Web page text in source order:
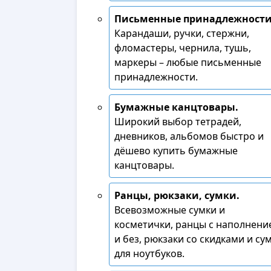
Письменные
Карандаши, ручки, стержни,
фломастеры, чернила, тушь,
маркеры – любые письменные
принадлежности.
Бумажные канцтовары.
Широкий выбор тетрадей,
дневников, альбомов быстро и
дёшево купить бумажные
канцтовары.
Ранцы, рюкзаки, сумки.
Всевозможные сумки и
косметички, ранцы с
и без, рюкзаки со скидками и
для ноутбуков.